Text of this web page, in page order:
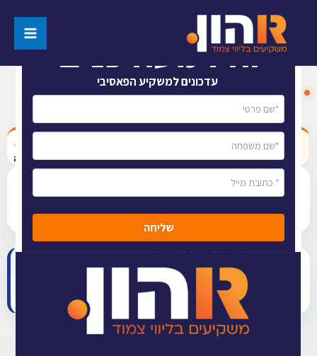
עדכון אחרון:כ״ה אב תשפ״ו
שתף
לטבלה
קרנות סל ומחקות
איתור ניירות ערך כשרים העוקבים אחרי מדדים
לטבלה
רשימה מתעדכנת של אג"ח
בפיקוח בד"ץ העדה החרדית
הרשמו
והיו מעודכנים
עדכונים למשקיע הפאסיבי
שליחה